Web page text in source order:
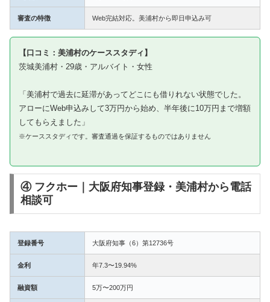
審査の特徴 Web完結対応。美浦村から即日申込み可
【口コミ：美浦村のケーススタディ】
茨城美浦村・29歳・アルバイト・女性
「美浦村で過去に延滞があってどこにも借りれない状態でした。
アローにWeb申込みして3万円から始め、半年後に10万円まで増額
してもらえました」
※ケーススタディです。審査通過を保証するものではありません
④ フクホー｜大阪府知事登録・美浦村から電話
相談可
登録番号 大阪府知事（6）第12736号
金利 年7.3〜19.94%
融資額 5万〜200万円